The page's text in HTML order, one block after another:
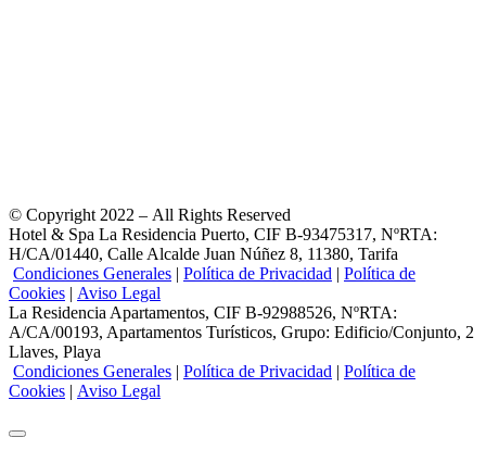
© Copyright 2022 – All Rights Reserved
Hotel & Spa La Residencia Puerto, CIF B-93475317, NºRTA:
H/CA/01440, Calle Alcalde Juan Núñez 8, 11380, Tarifa
Condiciones Generales | Política de Privacidad | Política de
Cookies | Aviso Legal
La Residencia Apartamentos, CIF B-92988526, NºRTA:
A/CA/00193, Apartamentos Turísticos, Grupo: Edificio/Conjunto, 2
Llaves, Playa
Condiciones Generales | Política de Privacidad | Política de
Cookies | Aviso Legal